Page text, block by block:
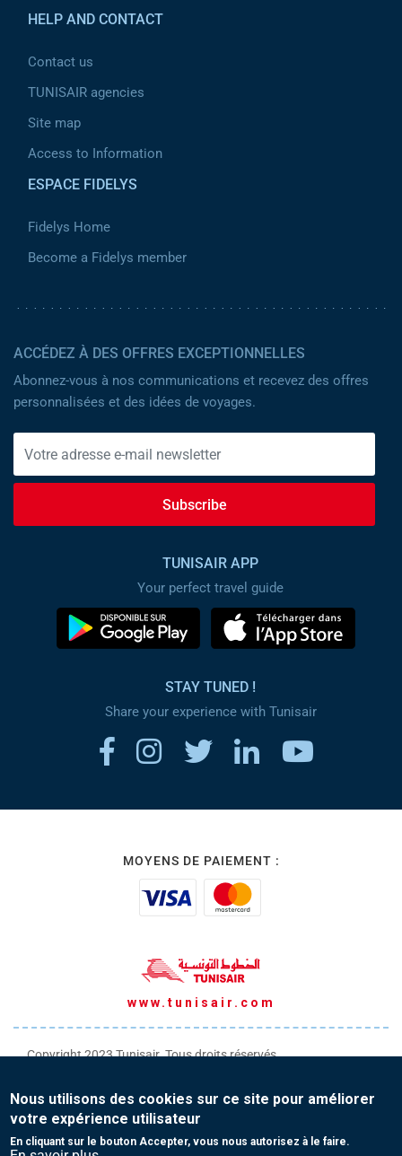
HELP AND CONTACT
Contact us
TUNISAIR agencies
Site map
Access to Information
ESPACE FIDELYS
Fidelys Home
Become a Fidelys member
ACCÉDEZ À DES OFFRES EXCEPTIONNELLES
Abonnez-vous à nos communications et recevez des offres
personnalisées et des idées de voyages.
Subscribe
TUNISAIR APP
Your perfect travel guide
STAY TUNED !
Share your experience with Tunisair
MOYENS DE PAIEMENT :
www.tunisair.com
Copyright 2023 Tunisair. Tous droits réservés
Conditions générales de Vente
Protection de vos données personnelles
Nous utilisons des cookies sur ce site pour améliorer
votre expérience utilisateur
En cliquant sur le bouton Accepter, vous nous autorisez à le faire.